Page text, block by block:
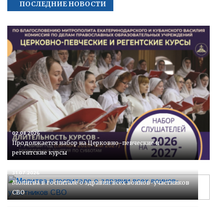
ПОСЛЕДНИЕ НОВОСТИ
02.08.2026
Продолжается набор на Церковно-певческие и
регентские курсы
31.07.2026
Молитва в госпитале о здравии всех воинов-участников
СВО